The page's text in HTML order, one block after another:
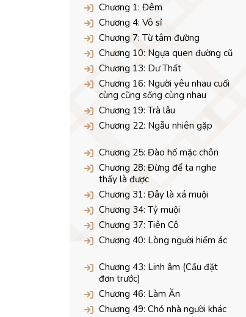
Chương 1: Đêm
Chương 4: Vô sỉ
Chương 7: Từ tâm đường
Chương 10: Ngựa quen đường cũ
Chương 13: Dư Thất
Chương 16: Người yêu nhau cuối
cùng cũng sống cùng nhau
Chương 19: Trà lâu
Chương 22: Ngẫu nhiên gặp
Chương 25: Đào hố mặc chôn
Chương 28: Đừng để ta nghe
thấy là được
Chương 31: Đây là xá muội
Chương 34: Tỷ muội
Chương 37: Tiên Cô
Chương 40: Lòng người hiểm ác
Chương 43: Linh âm (Cầu đặt
đơn trước)
Chương 46: Làm Ăn
Chương 49: Chó nhà người khác